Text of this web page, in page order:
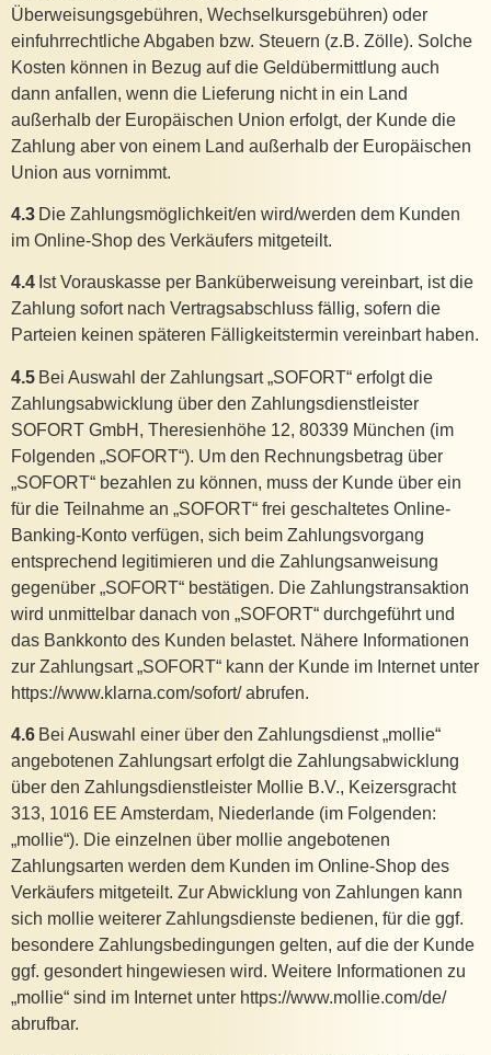
Überweisungsgebühren, Wechselkursgebühren) oder
einfuhrrechtliche Abgaben bzw. Steuern (z.B. Zölle). Solche
Kosten können in Bezug auf die Geldübermittlung auch
dann anfallen, wenn die Lieferung nicht in ein Land
außerhalb der Europäischen Union erfolgt, der Kunde die
Zahlung aber von einem Land außerhalb der Europäischen
Union aus vornimmt.
4.3 Die Zahlungsmöglichkeit/en wird/werden dem Kunden
im Online-Shop des Verkäufers mitgeteilt.
4.4 Ist Vorauskasse per Banküberweisung vereinbart, ist die
Zahlung sofort nach Vertragsabschluss fällig, sofern die
Parteien keinen späteren Fälligkeitstermin vereinbart haben.
4.5 Bei Auswahl der Zahlungsart „SOFORT“ erfolgt die
Zahlungsabwicklung über den Zahlungsdienstleister
SOFORT GmbH, Theresienhöhe 12, 80339 München (im
Folgenden „SOFORT“). Um den Rechnungsbetrag über
„SOFORT“ bezahlen zu können, muss der Kunde über ein
für die Teilnahme an „SOFORT“ frei geschaltetes Online-
Banking-Konto verfügen, sich beim Zahlungsvorgang
entsprechend legitimieren und die Zahlungsanweisung
gegenüber „SOFORT“ bestätigen. Die Zahlungstransaktion
wird unmittelbar danach von „SOFORT“ durchgeführt und
das Bankkonto des Kunden belastet. Nähere Informationen
zur Zahlungsart „SOFORT“ kann der Kunde im Internet unter
https://www.klarna.com/sofort/ abrufen.
4.6 Bei Auswahl einer über den Zahlungsdienst „mollie“
angebotenen Zahlungsart erfolgt die Zahlungsabwicklung
über den Zahlungsdienstleister Mollie B.V., Keizersgracht
313, 1016 EE Amsterdam, Niederlande (im Folgenden:
„mollie“). Die einzelnen über mollie angebotenen
Zahlungsarten werden dem Kunden im Online-Shop des
Verkäufers mitgeteilt. Zur Abwicklung von Zahlungen kann
sich mollie weiterer Zahlungsdienste bedienen, für die ggf.
besondere Zahlungsbedingungen gelten, auf die der Kunde
ggf. gesondert hingewiesen wird. Weitere Informationen zu
„mollie“ sind im Internet unter https://www.mollie.com/de/
abrufbar.